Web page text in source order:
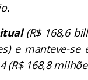
(R$ 168,6
e manteve-se
(R$ 168,8